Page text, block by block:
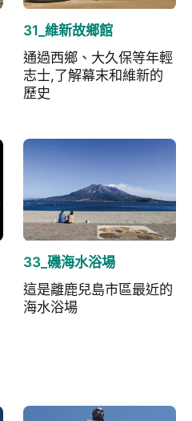
31_維新故鄉館
通過西鄉、大久保等年輕
志士,了解幕末和維新的
歷史
33_磯海水浴場
這是離鹿兒島市區最近的
海水浴場